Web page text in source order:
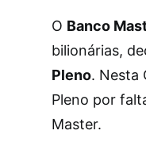
O Banco
bilionárias,
Pleno. Nesta
Pleno por
Master.